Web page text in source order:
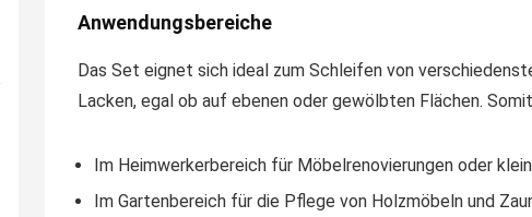
Anwendungsbereiche
Das Set eignet sich ideal zum Schleifen von
Lacken, egal ob auf ebenen oder gewölbten Flächen.
Im Heimwerkerbereich für Möbelrenovierungen oder
Im Gartenbereich für die Pflege von Holzmöbeln und